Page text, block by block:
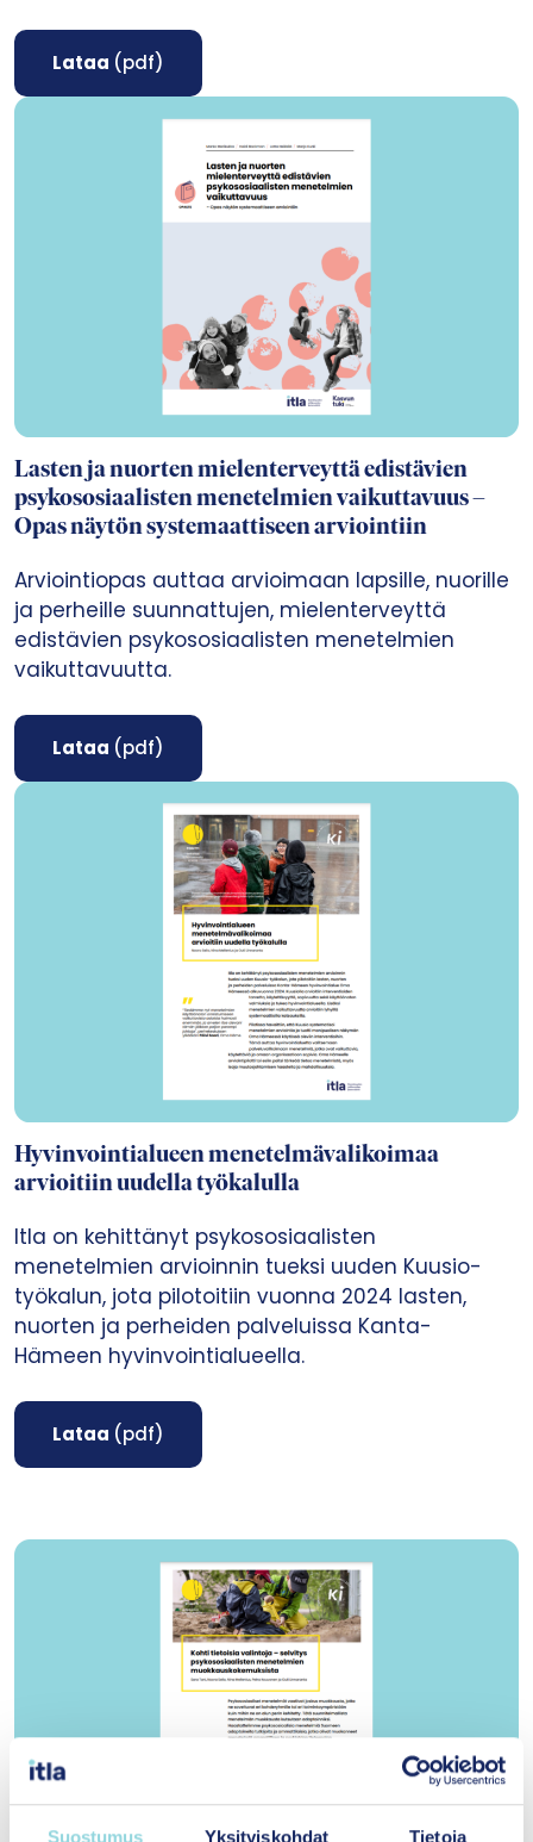
Suostumus Yksityiskohdat Tietoja
Lataa (pdf)
Lasten ja nuorten mielenterveyttä edistävien
psykososiaalisten menetelmien vaikuttavuus –
Opas näytön systemaattiseen arviointiin
Arviointiopas auttaa arvioimaan lapsille, nuorille
ja perheille suunnattujen, mielenterveyttä
edistävien psykososiaalisten menetelmien
vaikuttavuutta.
Lataa (pdf)
Hyvinvointialueen menetelmävalikoimaa
arvioitiin uudella työkalulla
Itla on kehittänyt psykososiaalisten
menetelmien arvioinnin tueksi uuden Kuusio-
työkalun, jota pilotoitiin vuonna 2024 lasten,
nuorten ja perheiden palveluissa Kanta-
Hämeen hyvinvointialueella.
Lataa (pdf)